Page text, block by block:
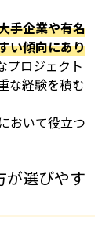
手企業や有名
い傾向にあり
プロジェクト
な経験を積む
おいて役立つ
が選びやす